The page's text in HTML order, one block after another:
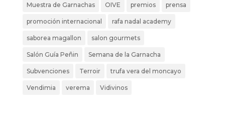
Muestra de Garnachas OIVE premios prensa
promoción internacional rafa nadal academy
saborea magallon salon gourmets
Salón Guía Peñin Semana de la Garnacha
Subvenciones Terroir trufa vera del moncayo
Vendimia verema Vidivinos